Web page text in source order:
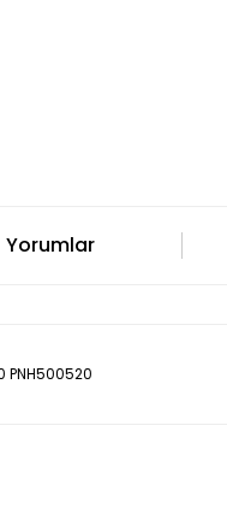
Yorumlar
PNH500520